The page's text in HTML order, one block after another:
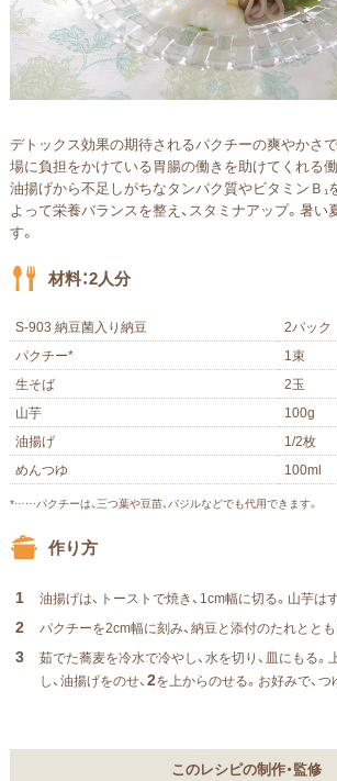
デトックス効果の期待されるパクチーの爽やかさ
場に負担をかけている胃腸の働きを助けてくれる働
油揚げから不足しがちなタンパク質やビタミンＢ₁
よって栄養バランスを整え、スタミナアップ。暑
す。
材料：2人分
S-903 納豆菌入り納豆
2パック
パクチー*
1束
生そば
2玉
山芋
100g
油揚げ
1/2枚
めんつゆ
100ml
*……パクチーは、三つ葉や豆苗、バジルなどでも代用できます。
作り方
1 油揚げは、トーストで焼き、1cm幅に切る。山芋は
2 パクチーを2cm幅に刻み、納豆と添付のたれととも
3
茹でた蕎麦を冷水で冷やし、水を切り、皿にもる。
し、油揚げをのせ、2を上からのせる。お好みで、つ
このレシピの制作・監修